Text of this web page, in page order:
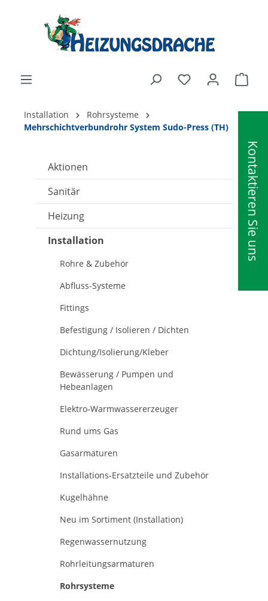
Kontaktieren Sie uns
Installation
Rohrsysteme
Mehrschichtverbundrohr System Sudo-Press (TH)
Aktionen
Sanitär
Heizung
Installation
Rohre & Zubehör
Abfluss-Systeme
Fittings
Befestigung / Isolieren / Dichten
Dichtung/Isolierung/Kleber
Bewässerung / Pumpen und
Hebeanlagen
Elektro-Warmwassererzeuger
Rund ums Gas
Gasarmaturen
Installations-Ersatzteile und Zubehör
Kugelhähne
Neu im Sortiment (Installation)
Regenwassernutzung
Rohrleitungsarmaturen
Rohrsysteme